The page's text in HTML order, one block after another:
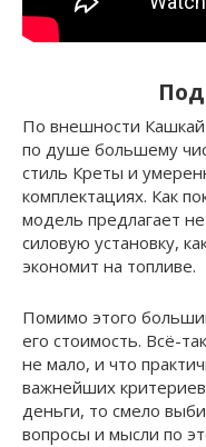
По внешности
по душе большему
стиль Креты и
комплектациях. Как
модель предлагает
силовую установку,
экономит на топливе.
Помимо этого
его стоимость. Всё-
не мало, и что
важнейших
деньги, то смело
вопросы и мысли по